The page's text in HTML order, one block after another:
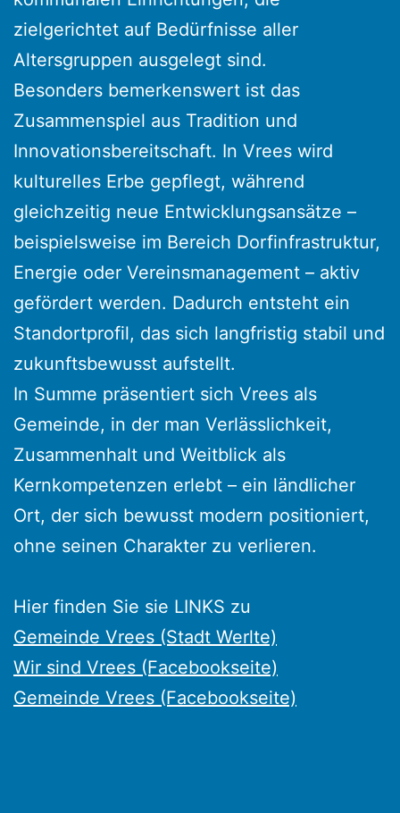
zielgerichtet auf Bedürfnisse aller
Altersgruppen ausgelegt sind.
Besonders bemerkenswert ist das
Zusammenspiel aus Tradition und
Innovationsbereitschaft. In Vrees wird
kulturelles Erbe gepflegt, während
gleichzeitig neue Entwicklungsansätze –
beispielsweise im Bereich Dorfinfrastruktur,
Energie oder Vereinsmanagement – aktiv
gefördert werden. Dadurch entsteht ein
Standortprofil, das sich langfristig stabil und
zukunftsbewusst aufstellt.
In Summe präsentiert sich Vrees als
Gemeinde, in der man Verlässlichkeit,
Zusammenhalt und Weitblick als
Kernkompetenzen erlebt – ein ländlicher
Ort, der sich bewusst modern positioniert,
ohne seinen Charakter zu verlieren.
Hier finden Sie sie LINKS zu
Gemeinde Vrees (Stadt Werlte)
Wir sind Vrees (Facebookseite)
Gemeinde Vrees (Facebookseite)